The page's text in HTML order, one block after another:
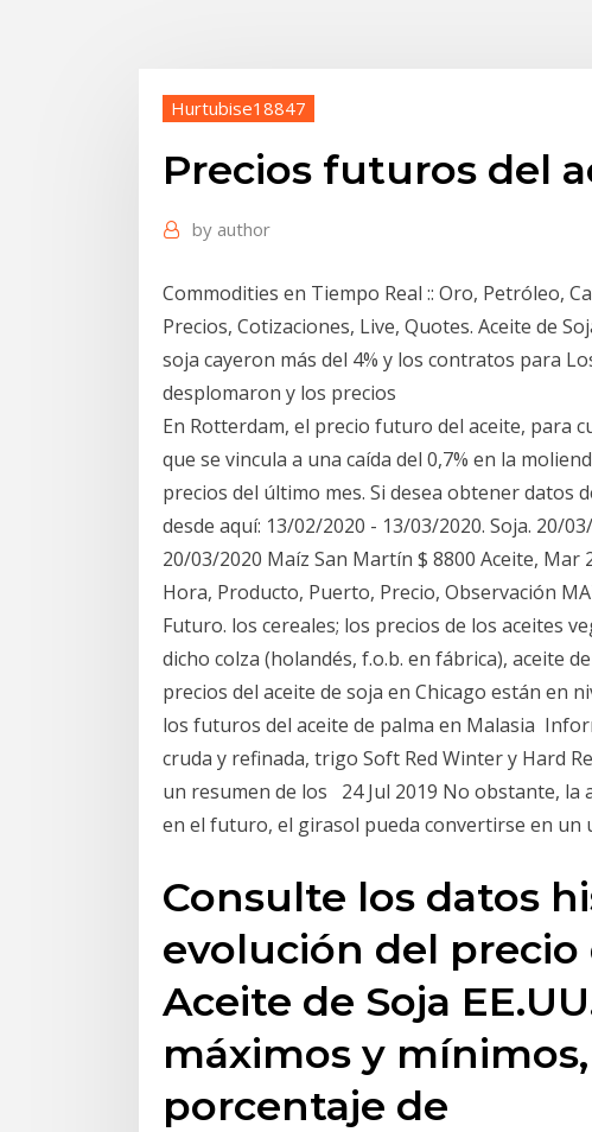
Hurtubise18847
Precios futuros del
by author
Commodities en Tiempo Real :: Oro, Petróleo,
Precios, Cotizaciones, Live, Quotes. Aceite de
soja cayeron más del 4% y los contratos para
desplomaron y los precios
En Rotterdam, el precio futuro del aceite, para
que se vincula a una caída del 0,7% en la
precios del último mes. Si desea obtener datos
desde aquí: 13/02/2020 - 13/03/2020. Soja. 20/
20/03/2020 Maíz San Martín $ 8800 Aceite, Mar
Hora, Producto, Puerto, Precio, Observación
Futuro. los cereales; los precios de los aceites
dicho colza (holandés, f.o.b. en fábrica), aceite
precios del aceite de soja en Chicago están en
los futuros del aceite de palma en Malasia
cruda y refinada, trigo Soft Red Winter y Hard
un resumen de los 24 Jul 2019 No obstante, la
en el futuro, el girasol pueda convertirse en un
Consulte los datos
evolución del
Aceite de Soja
máximos y
porcentaje de